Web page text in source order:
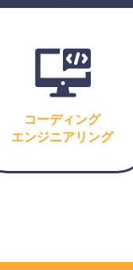
コーディング
エンジニアリング